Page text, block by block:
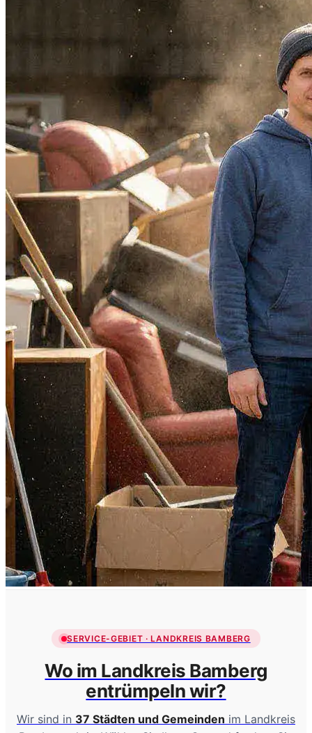
SERVICE-GEBIET · LANDKREIS BAMBERG
Wo im Landkreis Bamberg
entrümpeln wir?
Wir sind in 37 Städten und Gemeinden im Landkreis